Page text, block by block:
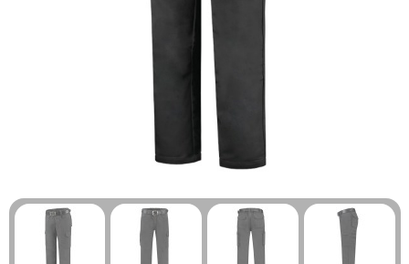
Technologie & Gadgets
Outdoor & Vrije tijd
Pennen & Schrijfwaren
Tassen & Reizen
Gezondheid & Welzijn
Eten & Drinken